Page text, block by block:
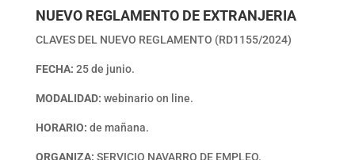
NUEVO REGLAMENTO DE EXTRANJERIA
CLAVES DEL NUEVO REGLAMENTO (RD1155/2024)
FECHA: 25 de junio.
MODALIDAD: webinario on line.
HORARIO: de mañana.
ORGANIZA: SERVICIO NAVARRO DE EMPLEO.